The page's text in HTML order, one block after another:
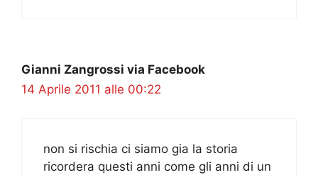
Gianni Zangrossi via Facebook
14 Aprile 2011 alle 00:22
non si rischia ci siamo gia la storia
ricordera questi anni come gli anni di un